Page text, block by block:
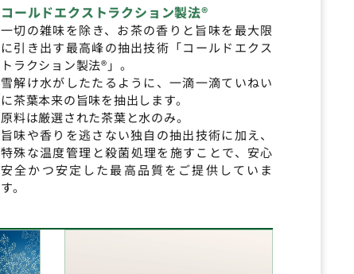
コールドエクストラクション製法®
一切の雑味を除き、お茶の香りと旨味を最大限
に引き出す最高峰の抽出技術「コールドエクス
トラクション製法®」。
雪解け水がしたたるように、一滴一滴ていねい
に茶葉本来の旨味を抽出します。
原料は厳選された茶葉と水のみ。
旨味や香りを逃さない独自の抽出技術に加え、
特殊な温度管理と殺菌処理を施すことで、安心
安全かつ安定した最高品質をご提供していま
す。